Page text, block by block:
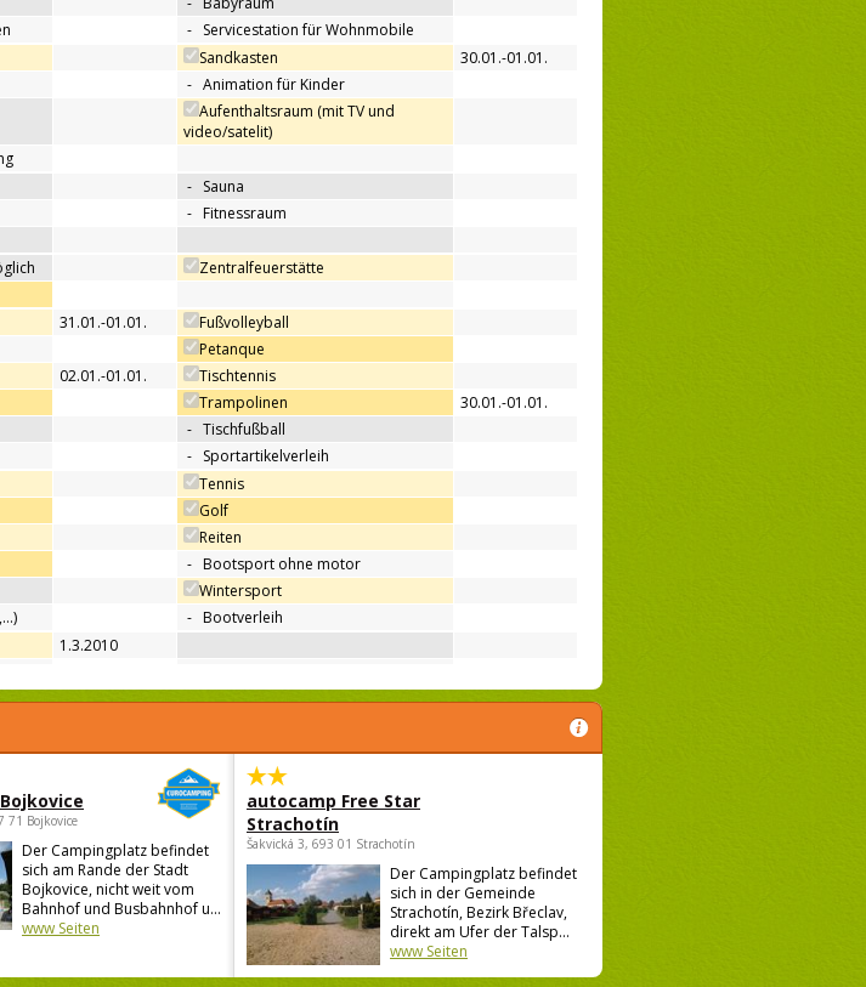
- Servicestation für Wohnmobile
Sandkasten
30.01.-01.01.
- Animation für Kinder
Aufenthaltsraum (mit TV und
video/satelit)
- Sauna
- Fitnessraum
Zentralfeuerstätte
31.01.-01.01.
Fußvolleyball
Petanque
02.01.-01.01.
Tischtennis
Trampolinen
30.01.-01.01.
- Tischfußball
- Sportartikelverleih
Tennis
Golf
Reiten
- Bootsport ohne motor
Wintersport
- Bootverleih
1.3.2010
71 Bojkovice
Der Campingplatz befindet
sich am Rande der Stadt
Bojkovice, nicht weit vom
Bahnhof und Busbahnhof u...
www Seiten
autocamp Free Star
Strachotín
Šakvická 3, 693 01 Strachotín
Der Campingplatz befindet
sich in der Gemeinde
Strachotín, Bezirk Břeclav,
direkt am Ufer der Talsp...
www Seiten